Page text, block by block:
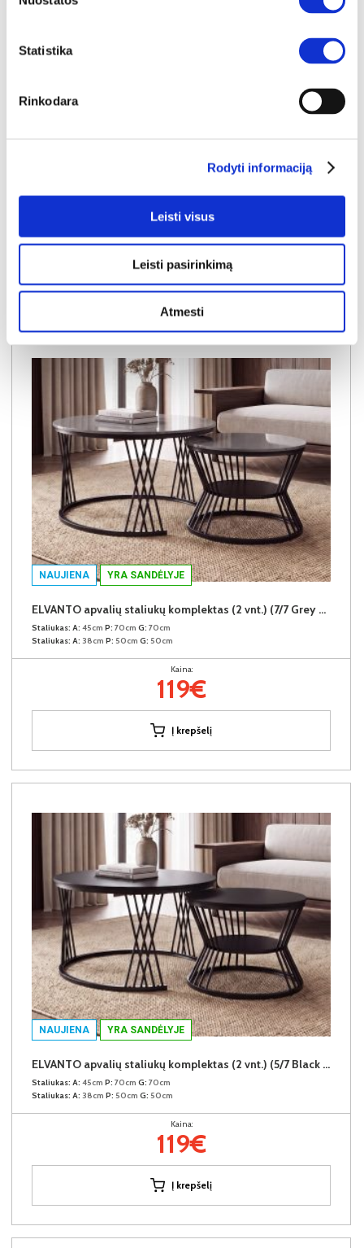
Statistika
Rinkodara
Rodyti informaciją
Leisti visus
Leisti pasirinkimą
Atmesti
Kaina:
119€
NAUJIENA YRA SANDĖLYJE
ELVANTO apvalių staliukų komplektas (2 vnt.) (7/7 Grey Gloss)
Staliukas: A: 45cm P: 70cm G: 70cm
Staliukas: A: 38cm P: 50cm G: 50cm
Kaina:
119€
Į krepšelį
NAUJIENA YRA SANDĖLYJE
ELVANTO apvalių staliukų komplektas (2 vnt.) (5/7 Black Matt)
Staliukas: A: 45cm P: 70cm G: 70cm
Staliukas: A: 38cm P: 50cm G: 50cm
Kaina:
119€
Į krepšelį